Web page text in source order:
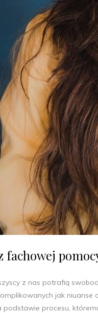
fachowej
z nas potrafią
jak
podstawie procesu,